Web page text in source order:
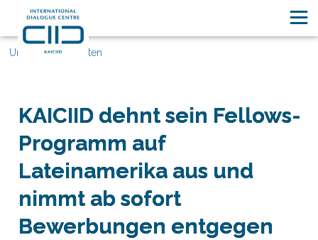
Unsere Geschichten
KAICIID dehnt sein Fellows-
Programm auf
Lateinamerika aus und
nimmt ab sofort
Bewerbungen entgegen